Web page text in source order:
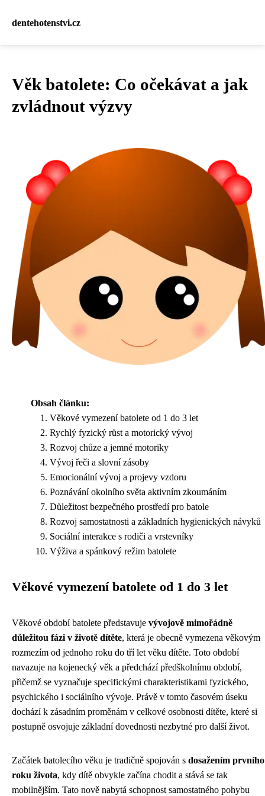
dentehotenstvi.cz
Věk batolete: Co očekávat a jak
zvládnout výzvy
Obsah článku:
Věkové vymezení batolete od 1 do 3 let
Rychlý fyzický růst a motorický vývoj
Rozvoj chůze a jemné motoriky
Vývoj řeči a slovní zásoby
Emocionální vývoj a projevy vzdoru
Poznávání okolního světa aktivním zkoumáním
Důležitost bezpečného prostředí pro batole
Rozvoj samostatnosti a základních hygienických návyků
Sociální interakce s rodiči a vrstevníky
Výživa a spánkový režim batolete
Věkové vymezení batolete od 1 do 3 let
Věkové období batolete představuje vývojově mimořádně
důležitou fázi v životě dítěte, která je obecně vymezena věkovým
rozmezím od jednoho roku do tří let věku dítěte. Toto období
navazuje na kojenecký věk a předchází předškolnímu období,
přičemž se vyznačuje specifickými charakteristikami fyzického,
psychického i sociálního vývoje. Právě v tomto časovém úseku
dochází k zásadním proměnám v celkové osobnosti dítěte, které si
postupně osvojuje základní dovednosti nezbytné pro další život.
Začátek batolecího věku je tradičně spojován s dosažením prvního
roku života, kdy dítě obvykle začína chodit a stává se tak
mobilnějším. Tato nově nabytá schopnost samostatného pohybu